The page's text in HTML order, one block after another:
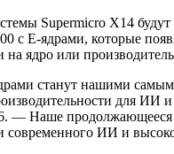
Supermicro X14
с E-ядрами, которые
ядро или
станут нашими
для
— Наше продолжающееся
современного ИИ и